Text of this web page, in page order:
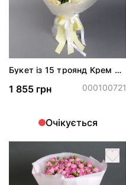
Букет із 15 троянд Крем де
1 855 грн 000100721
Очікується